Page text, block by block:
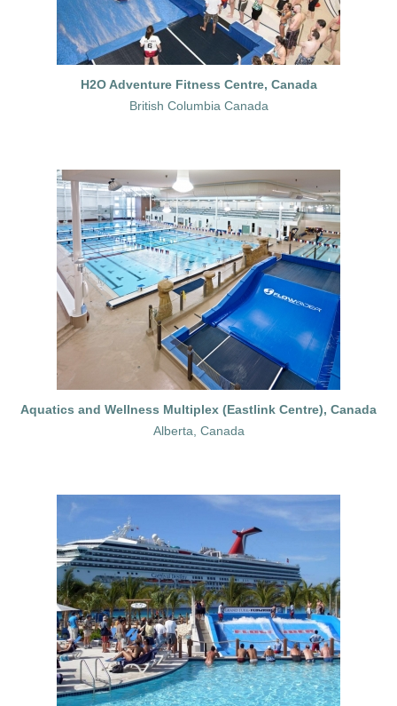
H2O Adventure Fitness Centre, Canada
British Columbia Canada
Aquatics and Wellness Multiplex (Eastlink Centre), Canada
Alberta, Canada